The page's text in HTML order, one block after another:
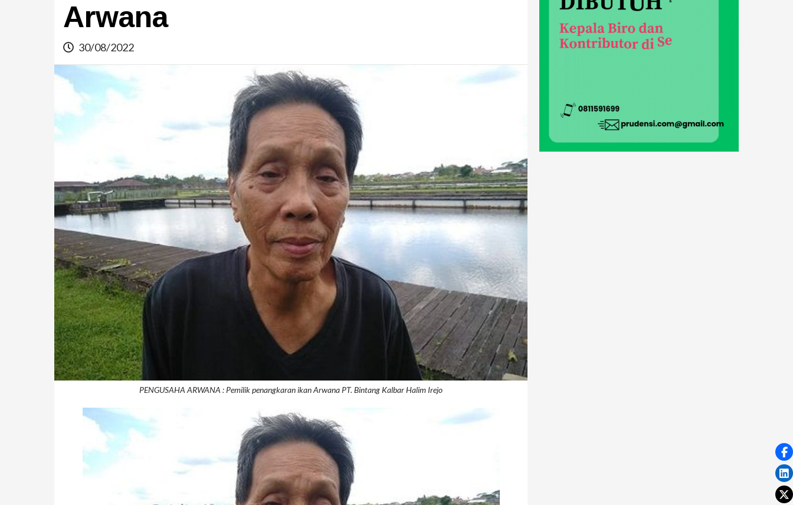
Arwana
30/08/2022
PENGUSAHA ARWANA : Pemilik penangkaran ikan Arwana PT. Bintang Kalbar Halim Irejo